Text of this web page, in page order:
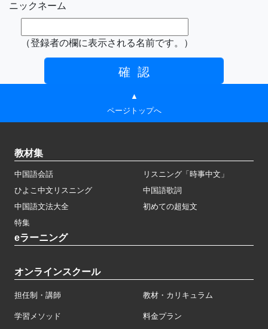
ニックネーム
（登録者の欄に表示される名前です。）
▲
ページトップへ
教材集
中国語会話
リスニング「時事中文」
ひよこ中文リスニング
中国語歌詞
中国語文法大全
初めての超短文
特集
eラーニング
オンラインスクール
担任制・講師 教材・カリキュラム
学習メソッド 料金プラン